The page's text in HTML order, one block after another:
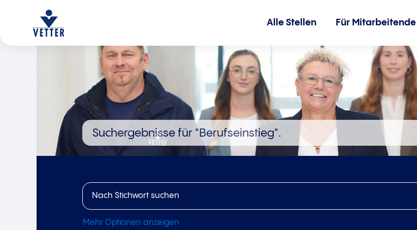
Alle Stellen Für Mitarbeitende
Suchergebnisse für "Berufseinstieg".
Mehr Optionen anzeigen